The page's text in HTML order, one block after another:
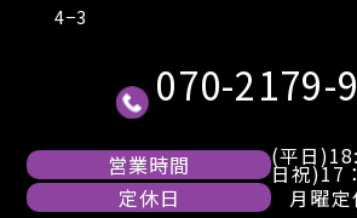
4−3
070-2179-
営業時間 (平日
日祝)17
定休日 月曜